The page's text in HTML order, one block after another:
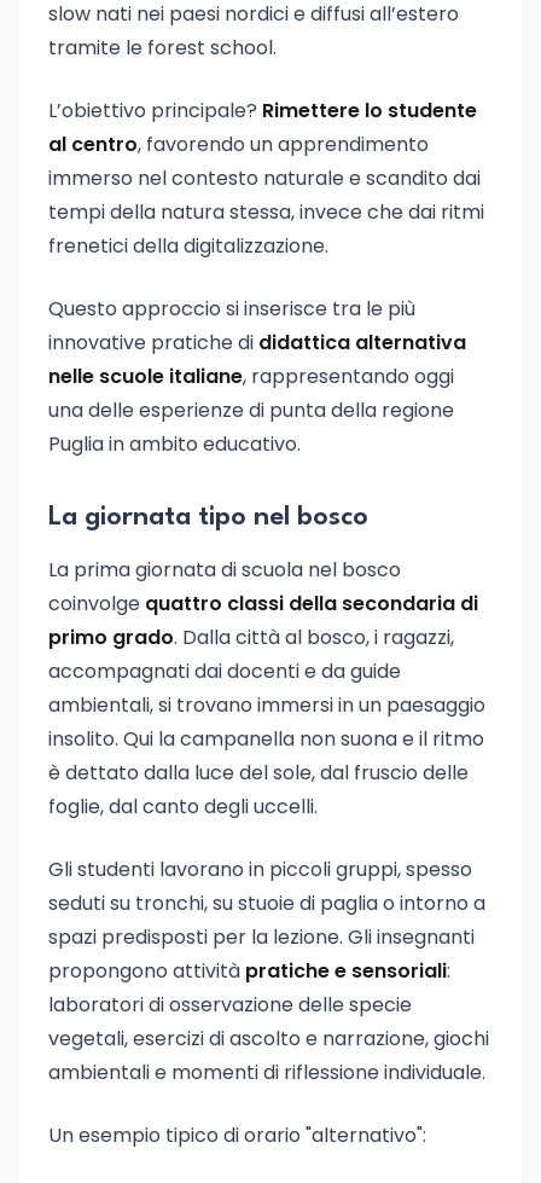
slow nati nei paesi nordici e diffusi all’estero
tramite le forest school.
L’obiettivo principale? Rimettere lo studente
al centro, favorendo un apprendimento
immerso nel contesto naturale e scandito dai
tempi della natura stessa, invece che dai ritmi
frenetici della digitalizzazione.
Questo approccio si inserisce tra le più
innovative pratiche di didattica alternativa
nelle scuole italiane, rappresentando oggi
una delle esperienze di punta della regione
Puglia in ambito educativo.
La giornata tipo nel bosco
La prima giornata di scuola nel bosco
coinvolge quattro classi della secondaria di
primo grado. Dalla città al bosco, i ragazzi,
accompagnati dai docenti e da guide
ambientali, si trovano immersi in un paesaggio
insolito. Qui la campanella non suona e il ritmo
è dettato dalla luce del sole, dal fruscio delle
foglie, dal canto degli uccelli.
Gli studenti lavorano in piccoli gruppi, spesso
seduti su tronchi, su stuoie di paglia o intorno a
spazi predisposti per la lezione. Gli insegnanti
propongono attività pratiche e sensoriali:
laboratori di osservazione delle specie
vegetali, esercizi di ascolto e narrazione, giochi
ambientali e momenti di riflessione individuale.
Un esempio tipico di orario "alternativo":